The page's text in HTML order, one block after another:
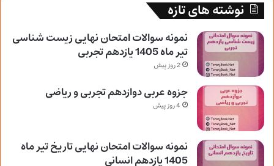
نوشته های تازه
نمونه سوالات امتحان نهایی زیست شناسی
تیر ماه 1405 یازدهم تجربی
2 روز پیش
جزوه عربی دوازدهم تجربی و ریاضی
4 روز پیش
نمونه سوالات امتحان نهایی تاریخ تیر ماه
1405 یازدهم انسانی